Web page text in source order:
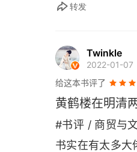
那么最自然的方
书，那么用单式
的活动，就要先
100，同时在 “
消费活动，而
转发
Twinkle
2022-01-07
给这本书评了
黄鹤楼在明清
#书评 / 商贸与
书实在有太多大